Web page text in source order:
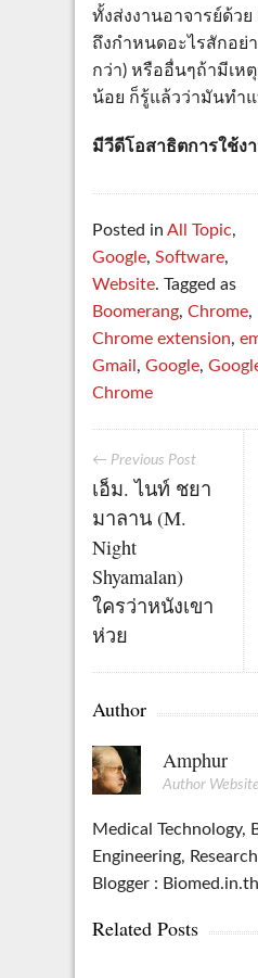
ทั้งส่งงานอาจารย์ด้วย
ถึงกำหนดอะไรสักอย่า
กว่า) หรืออื่นๆถ้ามีเห
น้อย ก็รู้แล้วว่ามันทำ
มีวีดีโอสาธิตการใช้ง
Posted in All Topic,
Google, Software,
Website. Tagged as
Boomerang, Chrome,
Chrome extension,
Gmail , Google,
Chrome
← Previous Post
เอ็ม. ไนท์ ชยา
มาลาน (M.
Night
Shyamalan)
ใครว่าหนังเขา
ห่วย
Author
Amphur
Author Website
Medical Technology,
Engineering,
Blogger :
Related Posts